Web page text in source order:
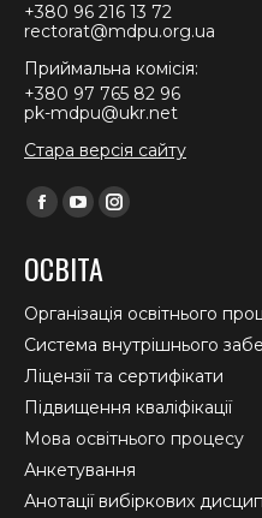
+380 96 216 13 72
rectorat@mdpu.org.ua
Приймальна комісія:
+380 97 765 82 96
pk-mdpu@ukr.net
Стара версія сайту
Find us on:
Facebook
opens
in
new
window
YouTube
opens
in
new
window
Instagram
in
new
window
ОСВІТА
Організація освітнього
Система внутрішнього
Ліцензії та сертифікати
Підвищення кваліфікації
Мова освітнього процесу
Анкетування
Анотації вибіркових